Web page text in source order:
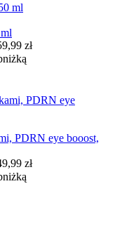
zł
PDRN eye booost,
zł